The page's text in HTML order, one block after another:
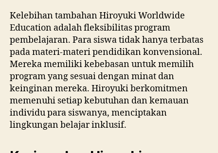
Kelebihan tambahan Hiroyuki Worldwide
Education adalah fleksibilitas program
pembelajaran. Para siswa tidak hanya terbatas
pada materi-materi pendidikan konvensional.
Mereka memiliki kebebasan untuk memilih
program yang sesuai dengan minat dan
keinginan mereka. Hiroyuki berkomitmen
memenuhi setiap kebutuhan dan kemauan
individu para siswanya, menciptakan
lingkungan belajar inklusif.